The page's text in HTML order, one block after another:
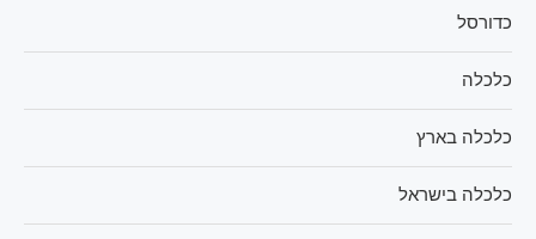
כדורסל
כלכלה
כלכלה בארץ
כלכלה בישראל